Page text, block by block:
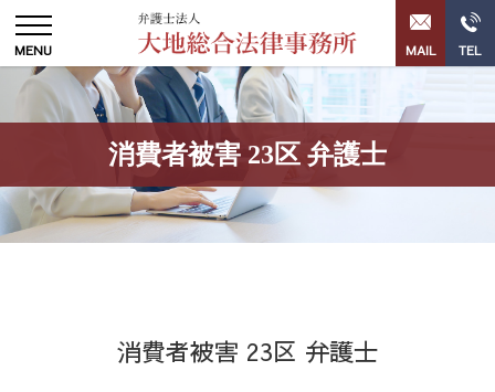
消費者被害 23区 弁護士
消費者被害 23区 弁護士